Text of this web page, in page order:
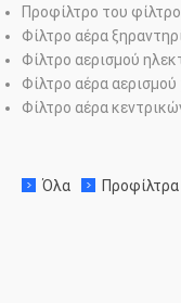
Προφίλτρο του
Φίλτρο αέρα
Φίλτρο αερισμού
Φίλτρο αέρα
Φίλτρο αέρα
Όλα Προφίλτρα